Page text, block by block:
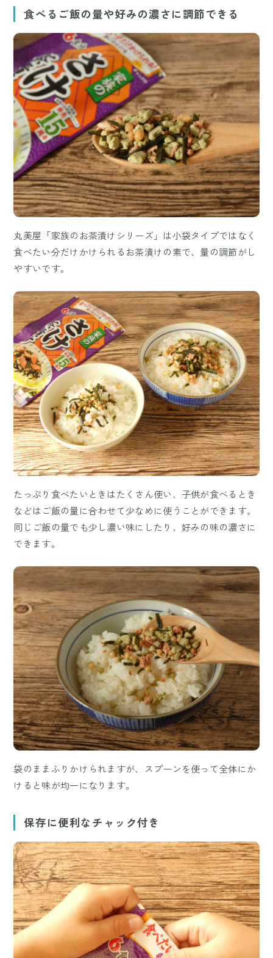
食べるご飯の量や好みの濃さに調節できる
丸美屋「家族のお茶漬けシリーズ」は小袋タイプではなく
食べたい分だけかけられるお茶漬けの素で、量の調節がし
やすいです。
たっぷり食べたいときはたくさん使い、子供が食べるとき
などはご飯の量に合わせて少なめに使うことができます。
同じご飯の量でも少し濃い味にしたり、好みの味の濃さに
できます。
袋のままふりかけられますが、スプーンを使って全体にか
けると味が均一になります。
保存に便利なチャック付き